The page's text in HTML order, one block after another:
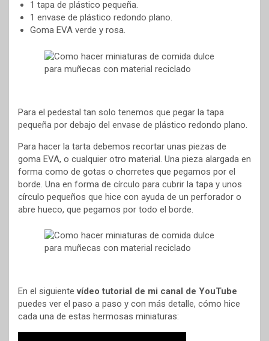
1 tapa de plástico pequeña.
1 envase de plástico redondo plano.
Goma EVA verde y rosa.
Para el pedestal tan solo tenemos que pegar la tapa
pequeña por debajo del envase de plástico redondo plano.
Para hacer la tarta debemos recortar unas piezas de
goma EVA, o cualquier otro material. Una pieza alargada en
forma como de gotas o chorretes que pegamos por el
borde. Una en forma de círculo para cubrir la tapa y unos
círculo pequeños que hice con ayuda de un perforador o
abre hueco, que pegamos por todo el borde.
En el siguientevídeo tutorial de mi canal de YouTube
puedes ver el paso a paso y con más detalle, cómo hice
cada una de estas hermosas miniaturas: